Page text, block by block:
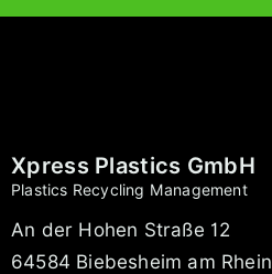
Xpress Plastics GmbH
Plastics Recycling Management
An der Hohen Straße 12
64584 Biebesheim am Rhein